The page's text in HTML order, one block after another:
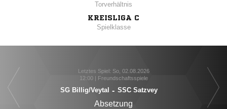
Torverhältnis
KREISLIGA C
Spielklasse
Letztes Spiel: So, 02.08.2026
12:00 | Freundschaftsspiele
SG Billig/​Veytal - SSC Satzvey
Absetzung